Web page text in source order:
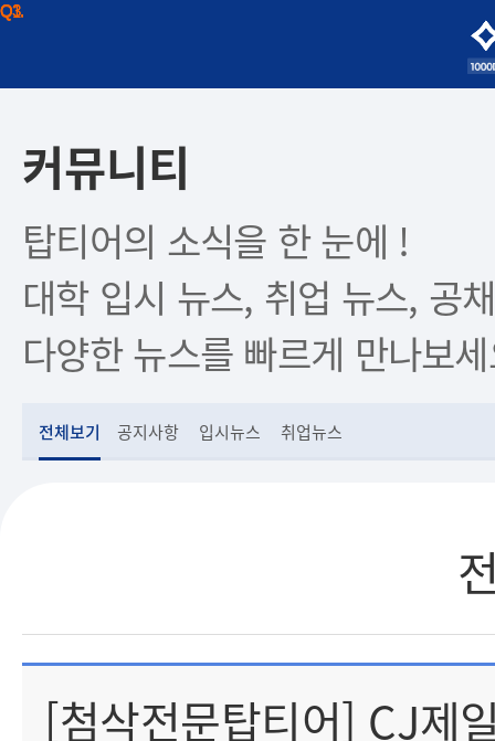
커뮤니티
탑티어의 소식을 한 눈에 !
대학 입시 뉴스, 취업 뉴스, 공
다양한 뉴스를 빠르게 만나보
전체보기 공지사항 입시뉴스 취업뉴스
[첨삭전문탑티어] CJ제
Q1.
Q3.
Q3.